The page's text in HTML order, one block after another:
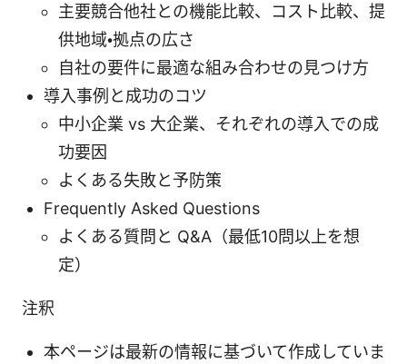
主要競合他社との機能比較、コスト比較、提
供地域・拠点の広さ
自社の要件に最適な組み合わせの見つけ方
導入事例と成功のコツ
中小企業 vs 大企業、それぞれの導入での成
功要因
よくある失敗と予防策
Frequently Asked Questions
よくある質問と Q&A（最低10問以上を想
定）
注釈
本ページは最新の情報に基づいて作成していま